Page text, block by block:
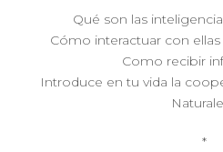
Qué son las
Cómo interactuar con
Como recibir
Introduce en tu vida la
*